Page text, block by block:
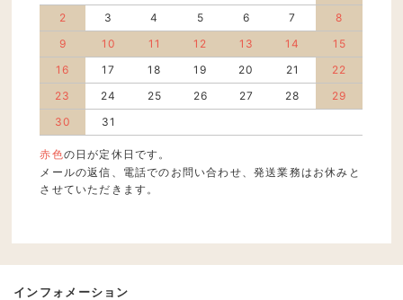
2
3 4 5 6 7
8
9
10 11 12 13 14
15
16
17 18 19 20 21
22
23
24 25 26 27 28
29
30
31
赤色の日が定休日です。
メールの返信、電話でのお問い合わせ、発送業務はお休みと
させていただきます。
インフォメーション